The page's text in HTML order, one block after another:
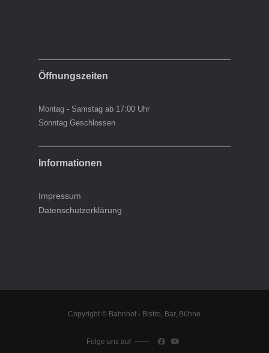
Öffnungszeiten
Montag - Samstag ab 17:00 Uhr
Sonntag Geschlossen
Informationen
Impressum
Datenschutzerklärung
Copyright © Bahnhof - Bistro, Bar, Bühne
Folge uns auf